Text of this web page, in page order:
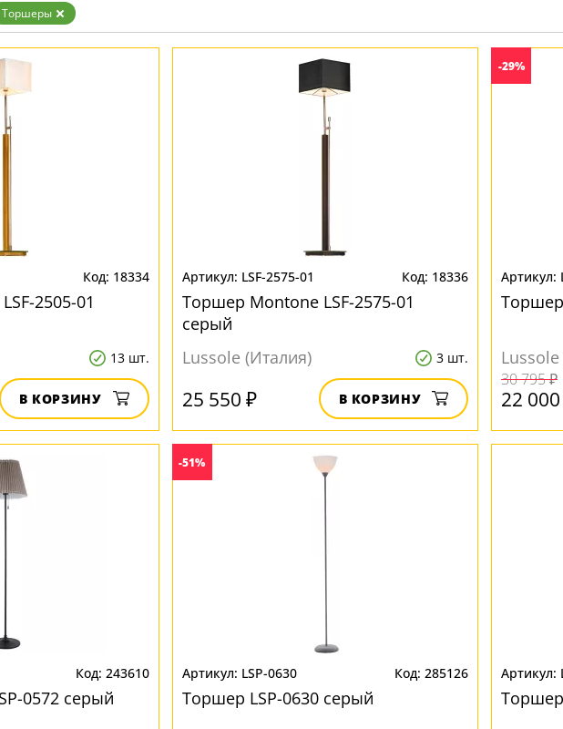
Торшеры
18334
2505-01
13 шт.
В КОРЗИНУ
LSF-2575-01 18336
Торшер Montone LSF-2575-01
серый
Lussole (Италия)
3 шт.
25 550 ₽ В КОРЗИНУ
-29%
Торшер
30 795 ₽
22
243610
0572 серый
-51%
LSP-0630 285126
Торшер LSP-0630 серый Торшер